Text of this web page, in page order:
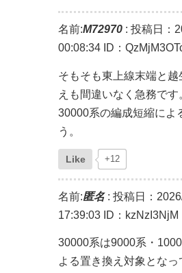
名前:M72970 : 投稿日：
00:08:34 ID：
そもそも東上線末端と
えも間違いなく急務で
30000系の編成短縮によ
う。
Like +12
名前:匿名: 投稿日：
17:39:03 ID：kzNzI3NjM
30000系は9000系・
よる置き換え対象とな